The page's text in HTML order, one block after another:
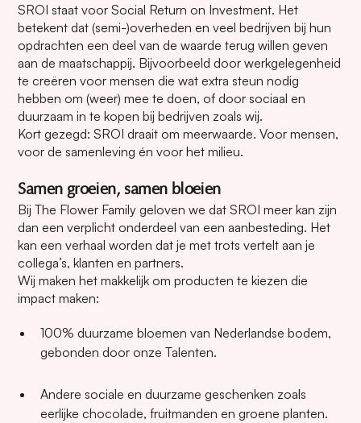
SROI staat voor Social Return on Investment. Het
betekent dat (semi-)overheden en veel bedrijven bij hun
opdrachten een deel van de waarde terug willen geven
aan de maatschappij. Bijvoorbeeld door werkgelegenheid
te creëren voor mensen die wat extra steun nodig
hebben om (weer) mee te doen, of door sociaal en
duurzaam in te kopen bij bedrijven zoals wij.
Kort gezegd: SROI draait om meerwaarde. Voor mensen,
voor de samenleving én voor het milieu.
Samen groeien, samen bloeien
Bij The Flower Family geloven we dat SROI meer kan zijn
dan een verplicht onderdeel van een aanbesteding. Het
kan een verhaal worden dat je met trots vertelt aan je
collega’s, klanten en partners.
Wij maken het makkelijk om producten te kiezen die
impact maken:
100% duurzame bloemen van Nederlandse bodem,
gebonden door onze Talenten.
Andere sociale en duurzame geschenken zoals
eerlijke chocolade, fruitmanden en groene planten.